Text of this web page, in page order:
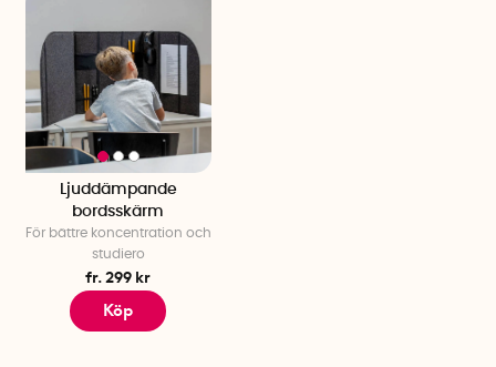
Ljuddämpande
bordsskärm
För bättre koncentration och
studiero
fr. 299 kr
Köp